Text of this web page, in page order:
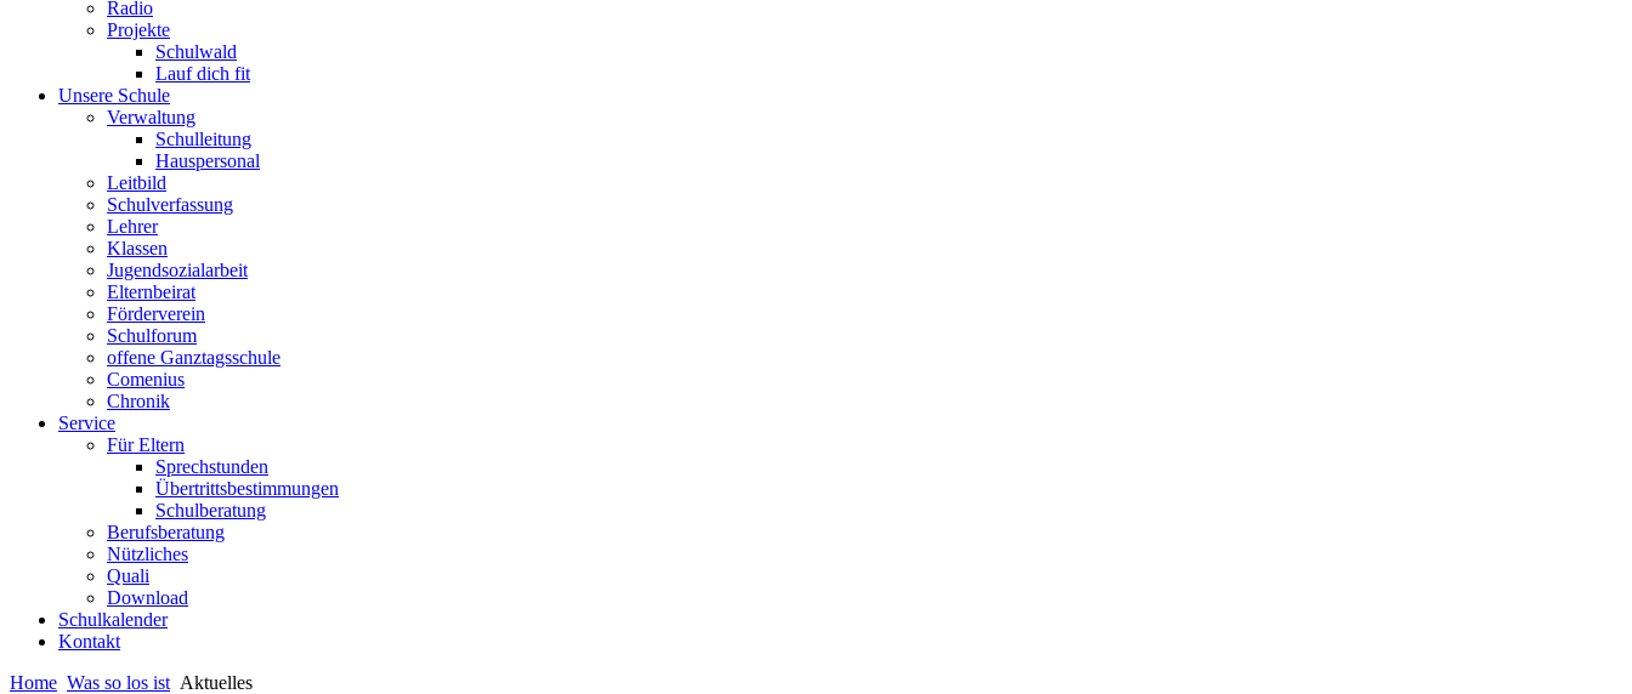
Radio
Projekte
Schulwald
Lauf dich fit
Unsere Schule
Verwaltung
Schulleitung
Hauspersonal
Leitbild
Schulverfassung
Lehrer
Klassen
Jugendsozialarbeit
Elternbeirat
Förderverein
Schulforum
offene Ganztagsschule
Comenius
Chronik
Service
Für Eltern
Sprechstunden
Übertrittsbestimmungen
Schulberatung
Berufsberatung
Nützliches
Quali
Download
Schulkalender
Kontakt
Home Was so los ist Aktuelles